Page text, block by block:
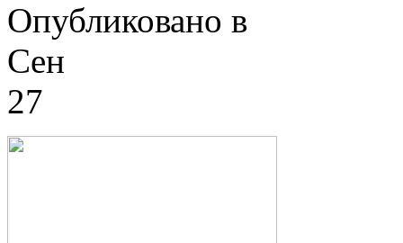
Опубликовано в
Сен
27